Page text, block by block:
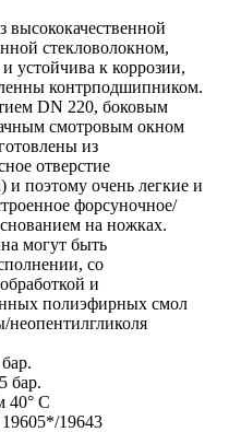
высококачественной
стекловолокном,
устойчива к коррозии,
контрподшипником.
DN 220, боковым
смотровым окном
из
отверстие
и поэтому очень легкие и
форсуночное/
на ножках.
могут быть
со
и
полиэфирных смол
неопентилгликоля
бар.
40° C
19605*/19643